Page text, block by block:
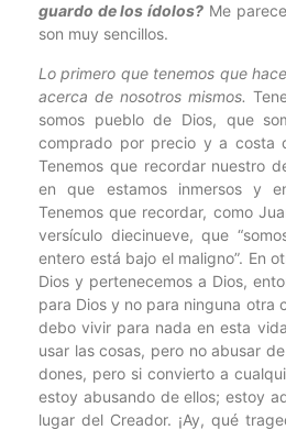
guardo de los ídolos? Me
son muy sencillos.
Lo primero que tenemos que
acerca de nosotros mismos.
somos pueblo de Dios, que
comprado por precio y a costa
Tenemos que recordar nuestro
en que estamos inmersos y
Tenemos que recordar, como
versículo diecinueve, que
entero está bajo el maligno”. En
Dios y pertenecemos a Dios,
para Dios y no para ninguna otra
debo vivir para nada en esta
usar las cosas, pero no abusar
dones, pero si convierto a
estoy abusando de ellos; estoy
lugar del Creador. ¡Ay, qué